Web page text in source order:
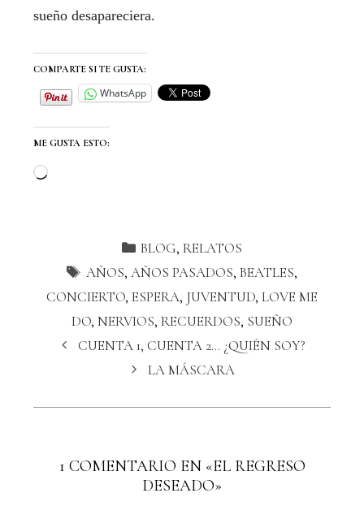
sueño desapareciera.
COMPARTE SI TE GUSTA:
WhatsApp
ME GUSTA ESTO:
BLOG,RELATOS
AÑOS, AÑOS PASADOS, BEATLES,
CONCIERTO, ESPERA, JUVENTUD, LOVE ME
DO, NERVIOS, RECUERDOS, SUEÑO
CUENTA 1, CUENTA 2… ¿QUIÉN SOY?
LA MÁSCARA
1 COMENTARIO EN «EL REGRESO
DESEADO»